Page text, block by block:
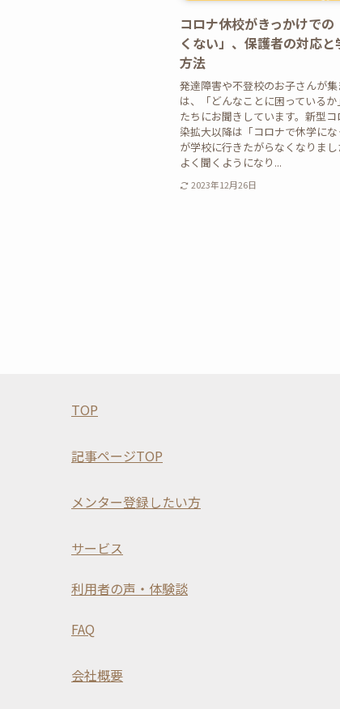
コロナ休校がきっかけでの
くない」、保護者の対応
方法
発達障害や不登校のお子さんが
は、「どんなことに困っている
たちにお聞きしています。新型
染拡大以降は「コロナで休学に
が学校に行きたがらなくなりま
よく聞くようになり...
2023年12月26日
TOP
記事ページTOP
メンター登録したい方
サービス
利用者の声・体験談
FAQ
会社概要